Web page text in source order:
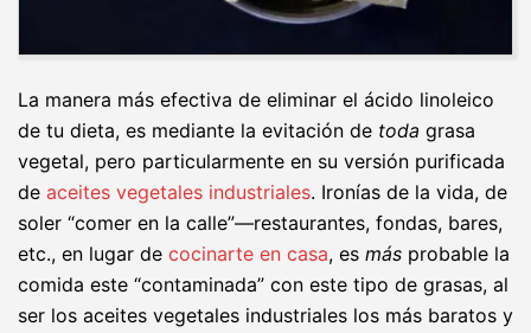
La manera más efectiva de eliminar el ácido linoleico
de tu dieta, es mediante la evitación de toda grasa
vegetal, pero particularmente en su versión purificada
de aceites vegetales industriales. Ironías de la vida, de
soler “comer en la calle”—restaurantes, fondas, bares,
etc., en lugar de cocinarte en casa, es más probable la
comida este “contaminada” con este tipo de grasas, al
ser los aceites vegetales industriales los más baratos y